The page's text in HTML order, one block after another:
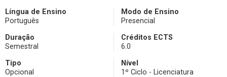
Língua de Ensino
Português
Modo de Ensino
Presencial
Duração
Semestral
Créditos ECTS
6.0
Tipo
Opcional
Nível
1º Ciclo - Licenciatura